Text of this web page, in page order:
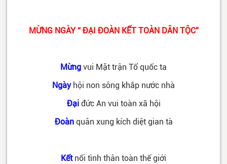
MỪNG NGÀY “ ĐẠI ĐOÀN KẾT TOÀN DÂN TỘC”
Mừng vui Mặt trận Tổ quốc ta
Ngày hội non sông khắp nước nhà
Đại đức An vui toàn xã hội
Đoàn quân xung kích diệt gian tà
Kết nối tình thân toàn thế giới